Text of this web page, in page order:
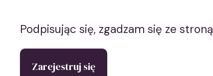
Podpisując się, zgadzam się ze stroną
Zarejestruj się